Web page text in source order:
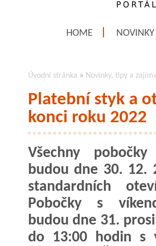
HOME NOVINKY
Úvodní stránka » Novinky, tipy a
Platební styk a
konci roku 2022
Všechny
budou dne 30. 12.
standardních
Pobočky s
budou dne 31.
do 13:00 hodin s